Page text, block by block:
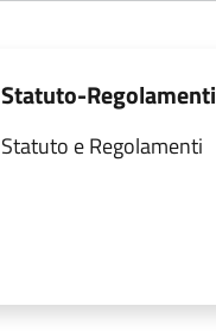
Statuto-Regolamenti
Statuto e Regolamenti